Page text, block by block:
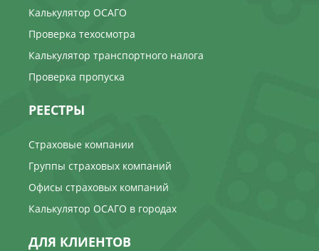
Калькулятор ОСАГО
Проверка техосмотра
Калькулятор транспортного налога
Проверка пропуска
РЕЕСТРЫ
Страховые компании
Группы страховых компаний
Офисы страховых компаний
Калькулятор ОСАГО в городах
ДЛЯ КЛИЕНТОВ